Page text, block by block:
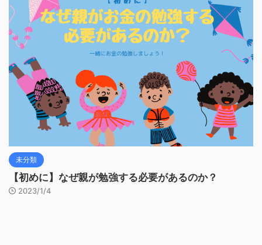
未分類
【初めに】なぜ親が勉強する必要があるのか？
2023/1/4